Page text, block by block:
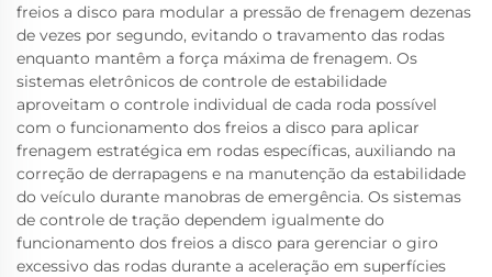
freios a disco para modular a pressão de frenagem dezenas
de vezes por segundo, evitando o travamento das rodas
enquanto mantêm a força máxima de frenagem. Os
sistemas eletrônicos de controle de estabilidade
aproveitam o controle individual de cada roda possível
com o funcionamento dos freios a disco para aplicar
frenagem estratégica em rodas específicas, auxiliando na
correção de derrapagens e na manutenção da estabilidade
do veículo durante manobras de emergência. Os sistemas
de controle de tração dependem igualmente do
funcionamento dos freios a disco para gerenciar o giro
excessivo das rodas durante a aceleração em superfícies